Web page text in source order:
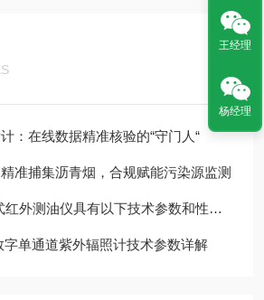
：在线数据精准核验的“守门人“
准捕集沥青烟，合规赋能污染源监测
外测油仪具有以下技术参数和性能特点
字单通道紫外辐照计技术参数详解
王经理
杨经理